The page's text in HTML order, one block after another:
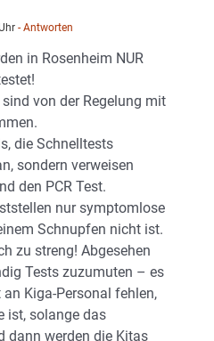
- Antworten
in Rosenheim NUR
von der Regelung mit
die Schnelltests
sondern verweisen
den PCR Test.
nur symptomlose
Schnupfen nicht ist.
zu streng! Abgesehen
Tests zuzumuten – es
Kiga-Personal fehlen,
ist, solange das
dann werden die Kitas